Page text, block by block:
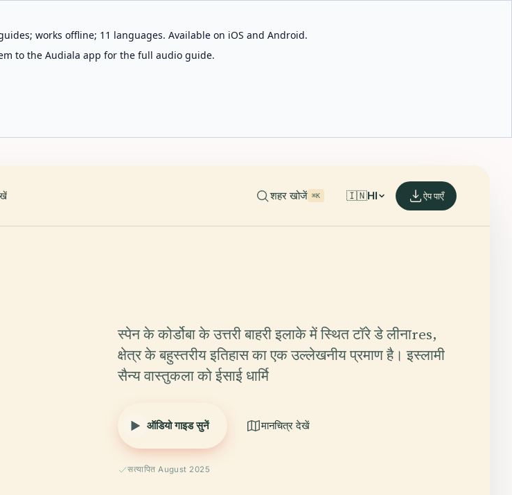
works offline; 11 languages. Available on iOS and Android.
to the Audiala app for the full audio guide.
शहर खोजें ⌘K 🇮🇳HI ऐप पाएँ
स्पेन के कोर्डोबा के उत्तरी बाहरी इलाके में स्थित टॉरे डे लीनाres,
क्षेत्र के बहुस्तरीय इतिहास का एक उल्लेखनीय प्रमाण है। इस्लामी
सैन्य वास्तुकला को ईसाई धार्मि
ऑडियो गाइड सुनें मानचित्र देखें
सत्यापित August 2025